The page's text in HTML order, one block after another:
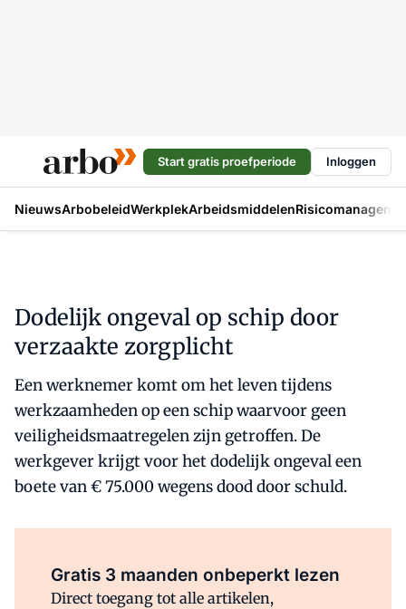
Start gratis proefperiode Inloggen
NieuwsArbobeleidWerkplekArbeidsmiddelen
Dodelijk ongeval op schip door
verzaakte zorgplicht
Een werknemer komt om het leven tijdens
werkzaamheden op een schip waarvoor geen
veiligheidsmaatregelen zijn getroffen. De
werkgever krijgt voor het dodelijk ongeval een
boete van € 75.000 wegens dood door schuld.
Gratis 3 maanden onbeperkt lezen
Direct toegang tot alle artikelen,